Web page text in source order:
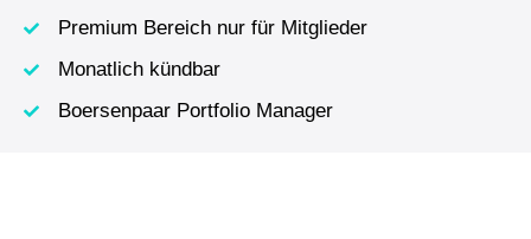
Premium Bereich nur für Mitglieder
Monatlich kündbar
Boersenpaar Portfolio Manager